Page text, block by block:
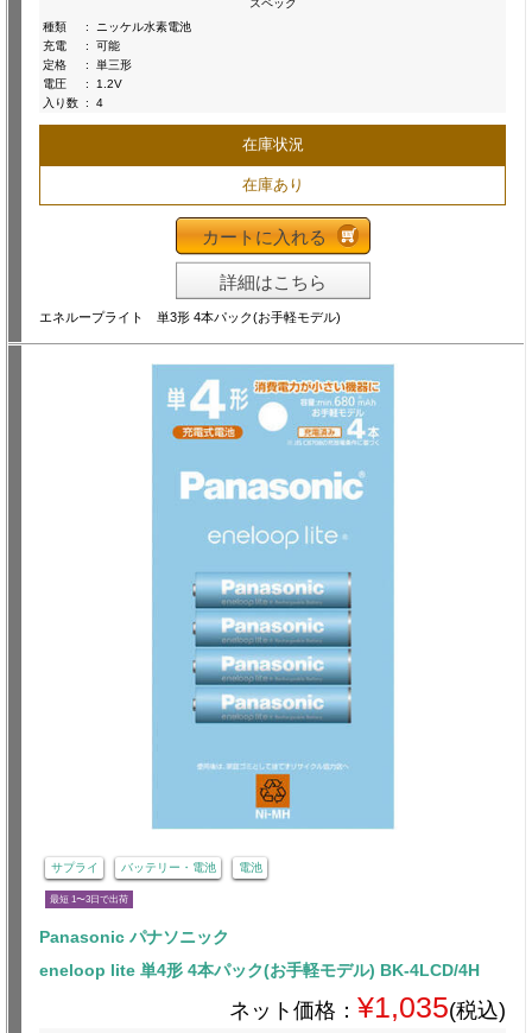
スペック
種類
:
ニッケル水素電池
充電
:
可能
定格
:
単三形
電圧
:
1.2V
入り数 : 4
在庫状況
在庫あり
カートに入れる
詳細はこちら
エネループライト 単3形 4本パック(お手軽モデル)
サプライ バッテリー・電池 電池
最短 1〜3日で出荷
Panasonic パナソニック
eneloop lite 単4形 4本パック(お手軽モデル) BK-4LCD/4H
ネット価格： ¥1,035(税込)